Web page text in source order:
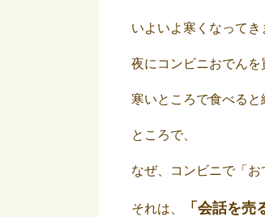
いよいよ寒くなってき
夜にコンビニおでんを
寒いところで食べると
ところで、
なぜ、コンビニで「
それは、 「会話を売